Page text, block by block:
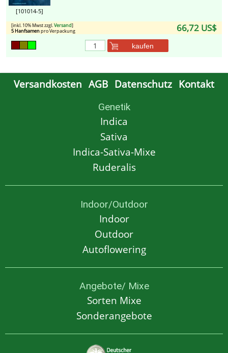
[101014-5]
66,72 US$
[inkl. 10% Mwst zzgl.Versand]
5 Hanfsamenpro Verpackung
kaufen
Versandkosten AGB Datenschutz Kontakt
Genetik
Indica
Sativa
Indica-Sativa-Mixe
Ruderalis
Indoor/Outdoor
Indoor
Outdoor
Autoflowering
Angebote/ Mixe
Sorten Mixe
Sonderangebote